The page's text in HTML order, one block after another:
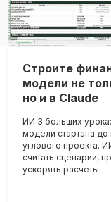
Строите
модели не
но и в Claude
ИИ 3 больших
модели стартапа
углового проекта.
считать сценарии,
ускорять расчеты
удостоверение,
подтверждающее
вашей квалификации, что
новые возможности для